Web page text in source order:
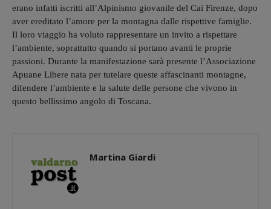
erano infatti iscritti all’Alpinismo giovanile del Cai Firenze, dopo
aver ereditato l’amore per la montagna dalle rispettive famiglie.
Il loro viaggio ha voluto rappresentare un invito a rispettare
l’ambiente, soprattutto quando si portano avanti le proprie
passioni. Durante la manifestazione sarà presente l’Associazione
Apuane Libere nata per tutelare queste affascinanti montagne,
difendere l’ambiente e la salute delle persone che vivono in
questo bellissimo angolo di Toscana.
Martina Giardi